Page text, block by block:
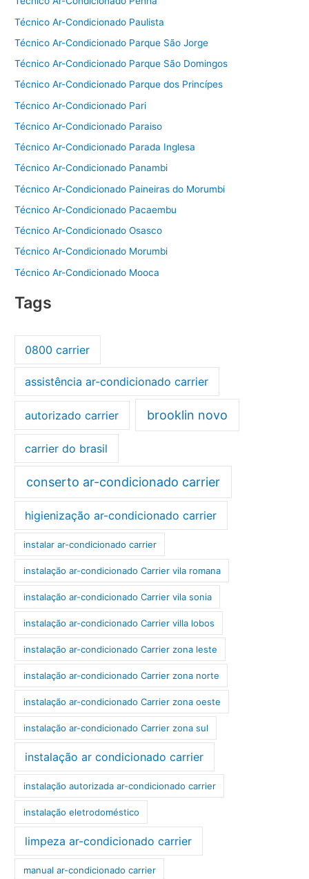
Técnico Ar-Condicionado Paulista
Técnico Ar-Condicionado Parque São Jorge
Técnico Ar-Condicionado Parque São Domingos
Técnico Ar-Condicionado Parque dos Princípes
Técnico Ar-Condicionado Pari
Técnico Ar-Condicionado Paraiso
Técnico Ar-Condicionado Parada Inglesa
Técnico Ar-Condicionado Panambi
Técnico Ar-Condicionado Paineiras do Morumbi
Técnico Ar-Condicionado Pacaembu
Técnico Ar-Condicionado Osasco
Técnico Ar-Condicionado Morumbi
Técnico Ar-Condicionado Mooca
Tags
0800 carrier
assistência ar-condicionado carrier
autorizado carrier brooklin novo
carrier do brasil
conserto ar-condicionado carrier
higienização ar-condicionado carrier
instalar ar-condicionado carrier
instalação ar-condicionado Carrier vila romana
instalação ar-condicionado Carrier vila sonia
instalação ar-condicionado Carrier villa lobos
instalação ar-condicionado Carrier zona leste
instalação ar-condicionado Carrier zona norte
instalação ar-condicionado Carrier zona oeste
instalação ar-condicionado Carrier zona sul
instalação ar condicionado carrier
instalação autorizada ar-condicionado carrier
instalação eletrodoméstico
limpeza ar-condicionado carrier
manual ar-condicionado carrier